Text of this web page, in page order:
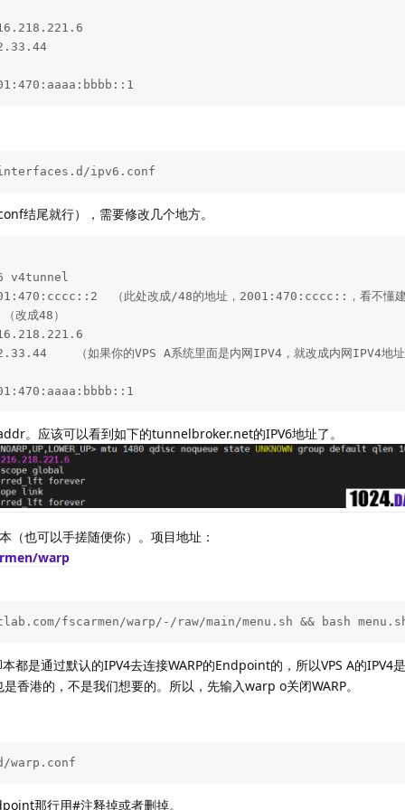
ipv6.conf
结尾就行），需要修改几个地方。
v4tunnel
（此处改成/48的地址，2001:470:cccc::，看不懂
改成48）
（如果你的VPS A系统里面是内网IPV4，就改成内网IPV4地址
。应该可以看到如下的tunnelbroker.net的IPV6地址了。
（也可以手搓随便你）。项目地址：
warp
fscarmen/warp/-/raw/main/menu.sh && bash
都是通过默认的IPV4去连接WARP的Endpoint的，所以VPS A的IPV4
香港的，不是我们想要的。所以，先输入warp o关闭WARP。
warp.conf
那行用#注释掉或者删掉。